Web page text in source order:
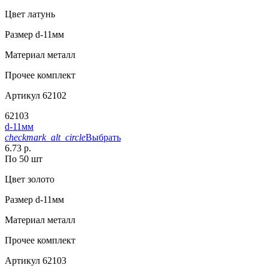
Цвет латунь
Размер d-11мм
Материал металл
Прочее комплект
Артикул 62102
62103
d-11мм
checkmark_alt_circleВыбрать
6.73 р.
По 50 шт
Цвет золото
Размер d-11мм
Материал металл
Прочее комплект
Артикул 62103